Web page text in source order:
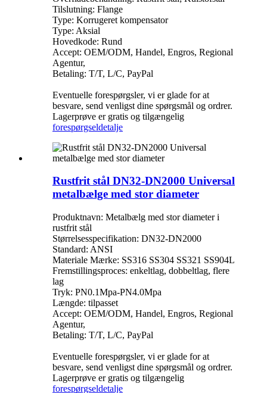
Tilslutning: Flange
Type: Korrugeret kompensator
Type: Aksial
Hovedkode: Rund
Accept: OEM/ODM, Handel, Engros, Regional
Agentur,
Betaling: T/T, L/C, PayPal
Eventuelle forespørgsler, vi er glade for at
besvare, send venligst dine spørgsmål og ordrer.
Lagerprøve er gratis og tilgængelig
forespørgseldetalje
Rustfrit stål DN32-DN2000 Universal
metalbælge med stor diameter
Produktnavn: Metalbælg med stor diameter i
rustfrit stål
Størrelsesspecifikation: DN32-DN2000
Standard: ANSI
Materiale Mærke: SS316 SS304 SS321 SS904L
Fremstillingsproces: enkeltlag, dobbeltlag, flere
lag
Tryk: PN0.1Mpa-PN4.0Mpa
Længde: tilpasset
Accept: OEM/ODM, Handel, Engros, Regional
Agentur,
Betaling: T/T, L/C, PayPal
Eventuelle forespørgsler, vi er glade for at
besvare, send venligst dine spørgsmål og ordrer.
Lagerprøve er gratis og tilgængelig
forespørgseldetalje